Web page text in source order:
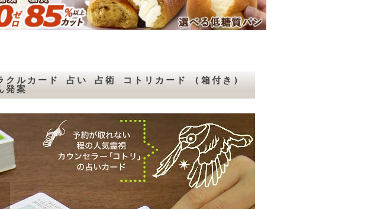
クルカード 占い 占術 コトリカード (箱付き)
発案